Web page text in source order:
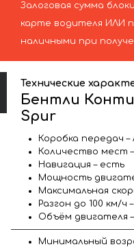
Залоговая сумма
карте водителя ИЛИ
наличными при
Технические
Бентли
Spur
Коробка передач
Количество мест
Навигация – есть
Мощность
Максимальная
Разгон до 100 км/ч
Объём двигателя
Минимальный